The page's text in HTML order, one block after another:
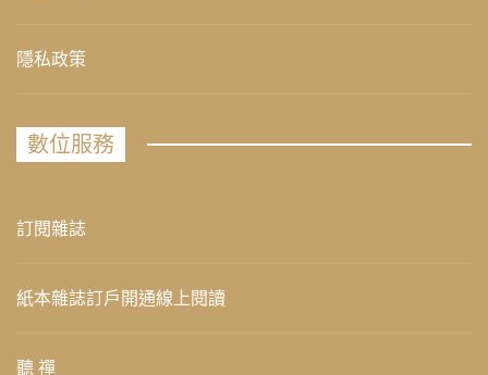
隱私政策
數位服務
訂閱雜誌
紙本雜誌訂戶開通線上閱讀
聽 禪